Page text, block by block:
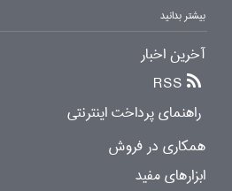
بیشتر بدانید
آخرین اخبار
RSS
راهنمای پرداخت اینترنتی
همکاری در فروش
ابزارهای مفید